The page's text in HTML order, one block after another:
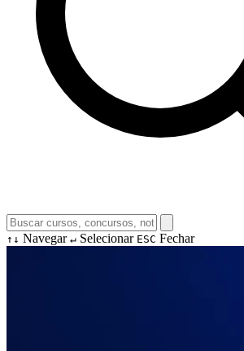
↑↓ Navegar ↵ Selecionar ESC Fechar